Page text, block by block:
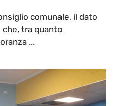
comunale, il dato
tra quanto
...